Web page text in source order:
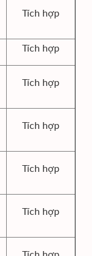
Tích hợp
Tích hợp
Tích hợp
Tích hợp
Tích hợp
Tích hợp